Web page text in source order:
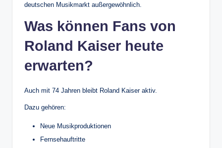
deutschen Musikmarkt außergewöhnlich.
Was können Fans von
Roland Kaiser heute
erwarten?
Auch mit 74 Jahren bleibt Roland Kaiser aktiv.
Dazu gehören:
Neue Musikproduktionen
Fernsehauftritte